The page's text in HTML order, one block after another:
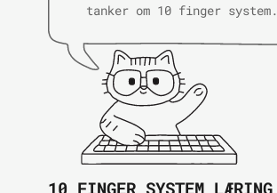
tanker om 10 finger system.
10 FINGER SYSTEM LÆRING